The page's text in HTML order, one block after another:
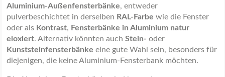
Aluminium-Außenfensterbänke, entweder
pulverbeschichtet in derselben RAL-Farbe wie die Fenster
oder als Kontrast, Fensterbänke in Aluminium natur
eloxiert. Alternativ könnten auch Stein- oder
Kunststeinfensterbänke eine gute Wahl sein, besonders für
diejenigen, die keine Aluminium-Fensterbank möchten.